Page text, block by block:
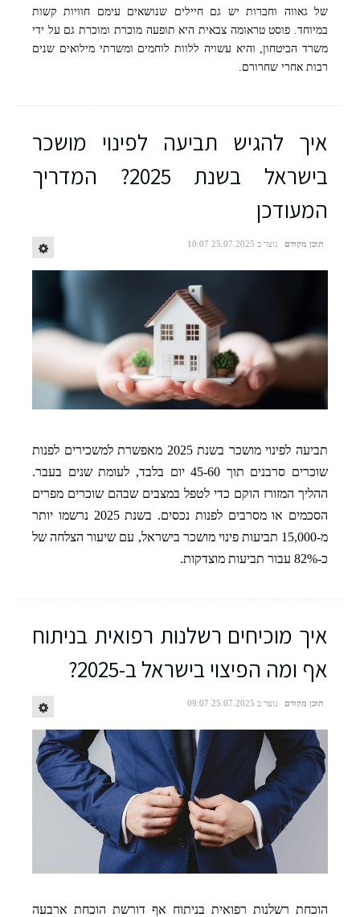
של גאווה וחברות יש גם חיילים שנושאים עימם חוויות קשות
במיוחד. פוסט טראומה צבאית היא תופעה מוכרת ומוכרת גם על ידי
משרד הביטחון, והיא עשויה ללוות לוחמים ומשרתי מילואים שנים
רבות אחרי שחרורם.
איך להגיש תביעה לפינוי מושכר
בישראל בשנת 2025? המדריך
המעודכן
תוכן מקודם נוצר ב 25.07.2025 10:07
תביעה לפינוי מושכר בשנת 2025 מאפשרת למשכירים לפנות
שוכרים סרבנים תוך 45-60 יום בלבד, לעומת שנים בעבר.
ההליך המזורז הוקם כדי לטפל במצבים שבהם שוכרים מפרים
הסכמים או מסרבים לפנות נכסים. בשנת 2025 נרשמו יותר
מ-15,000 תביעות פינוי מושכר בישראל, עם שיעור הצלחה של
כ-82% עבור תביעות מוצדקות.
איך מוכיחים רשלנות רפואית בניתוח
אף ומה הפיצוי בישראל ב-2025?
תוכן מקודם נוצר ב 25.07.2025 09:07
הוכחת רשלנות רפואית בניתוח אף דורשת הוכחת ארבעה